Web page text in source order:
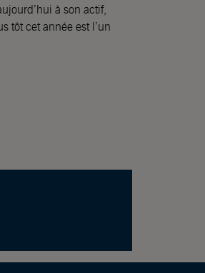
à son actif,
tôt cet année est l’un